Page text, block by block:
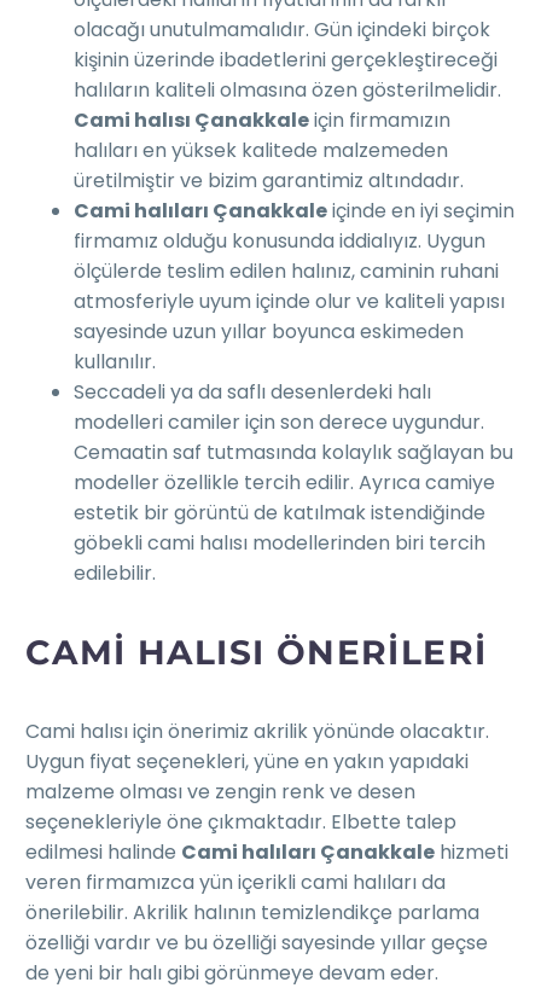
olacağı unutulmamalıdır. Gün içindeki birçok
kişinin üzerinde ibadetlerini gerçekleştireceği
halıların kaliteli olmasına özen gösterilmelidir.
Cami halısı Çanakkaleiçin firmamızın
halıları en yüksek kalitede malzemeden
üretilmiştir ve bizim garantimiz altındadır.
Cami halıları Çanakkaleiçinde en iyi seçimin
firmamız olduğu konusunda iddialıyız. Uygun
ölçülerde teslim edilen halınız, caminin ruhani
atmosferiyle uyum içinde olur ve kaliteli yapısı
sayesinde uzun yıllar boyunca eskimeden
kullanılır.
Seccadeli ya da saflı desenlerdeki halı
modelleri camiler için son derece uygundur.
Cemaatin saf tutmasında kolaylık sağlayan bu
modeller özellikle tercih edilir. Ayrıca camiye
estetik bir görüntü de katılmak istendiğinde
göbekli cami halısı modellerinden biri tercih
edilebilir.
CAMI HALISI ÖNERILERI
Cami halısı için önerimiz akrilik yönünde olacaktır.
Uygun fiyat seçenekleri, yüne en yakın yapıdaki
malzeme olması ve zengin renk ve desen
seçenekleriyle öne çıkmaktadır. Elbette talep
edilmesi halinde Cami halıları Çanakkale hizmeti
veren firmamızca yün içerikli cami halıları da
önerilebilir. Akrilik halının temizlendikçe parlama
özelliği vardır ve bu özelliği sayesinde yıllar geçse
de yeni bir halı gibi görünmeye devam eder.